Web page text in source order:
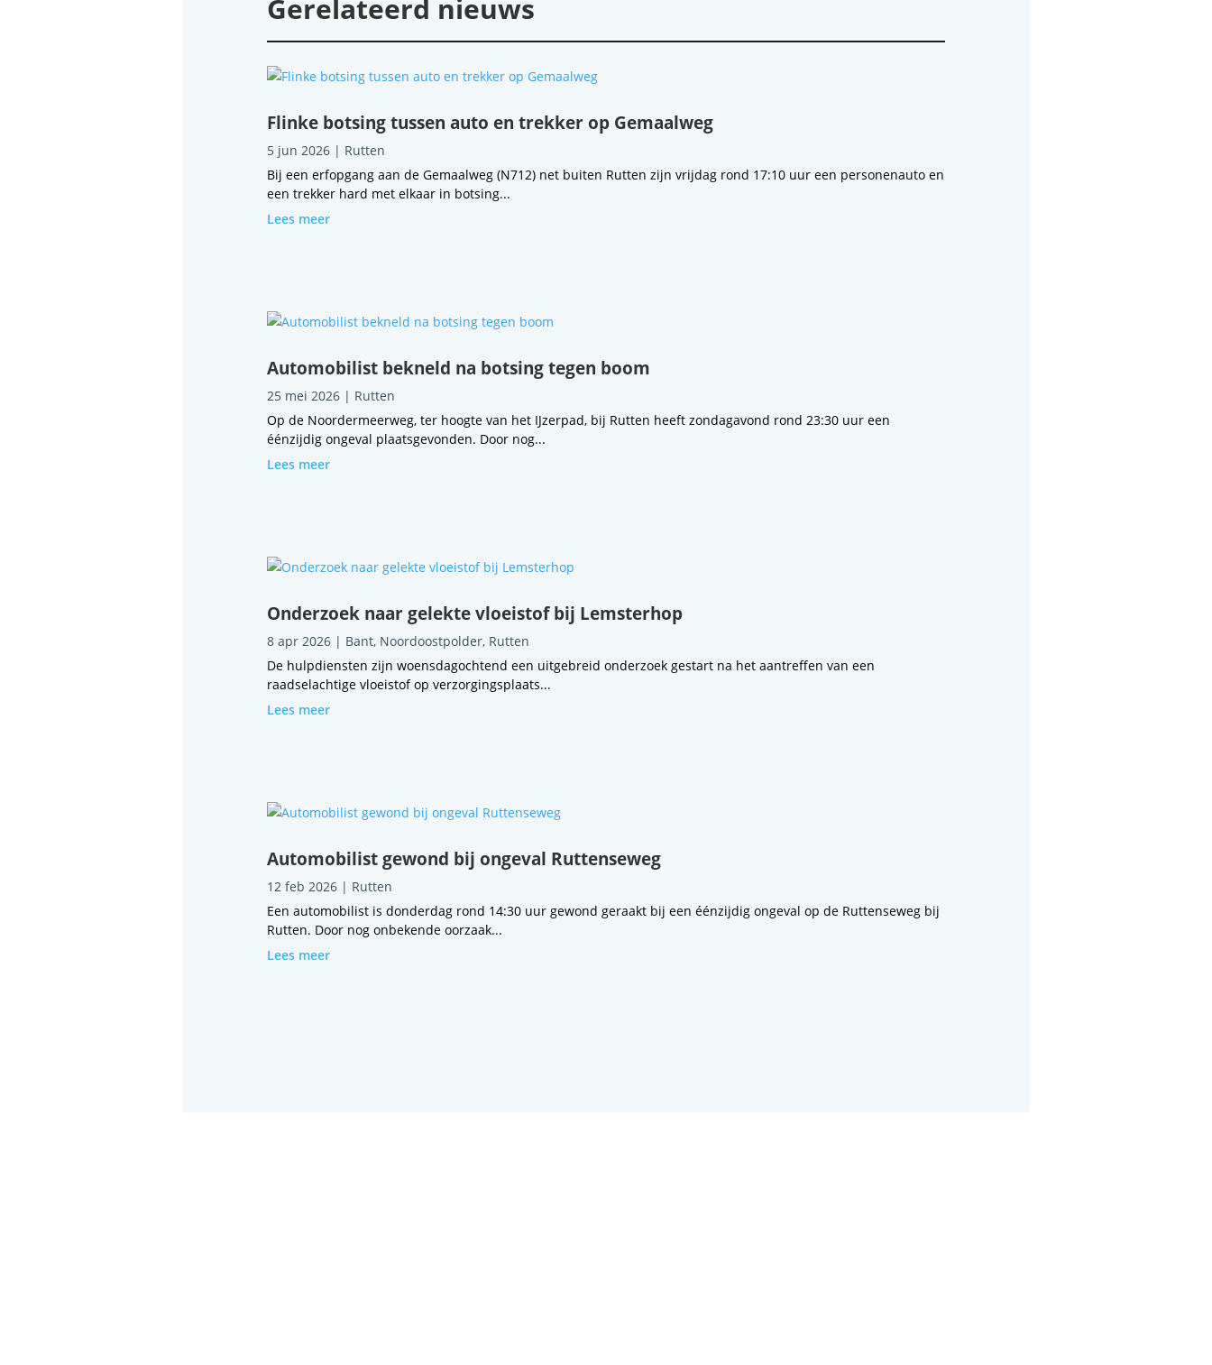
Gerelateerd nieuws
Flinke botsing tussen auto en trekker op Gemaalweg
5 jun 2026| Rutten
Bij een erfopgang aan de Gemaalweg (N712) net buiten Rutten zijn vrijdag rond 17:10 uur een personenauto en
een trekker hard met elkaar in botsing...
Lees meer
Automobilist bekneld na botsing tegen boom
25 mei 2026| Rutten
Op de Noordermeerweg, ter hoogte van het IJzerpad, bij Rutten heeft zondagavond rond 23:30 uur een
éénzijdig ongeval plaatsgevonden. Door nog...
Lees meer
Onderzoek naar gelekte vloeistof bij Lemsterhop
8 apr 2026| Bant, Noordoostpolder, Rutten
De hulpdiensten zijn woensdagochtend een uitgebreid onderzoek gestart na het aantreffen van een
raadselachtige vloeistof op verzorgingsplaats...
Lees meer
Automobilist gewond bij ongeval Ruttenseweg
12 feb 2026| Rutten
Een automobilist is donderdag rond 14:30 uur gewond geraakt bij een éénzijdig ongeval op de Ruttenseweg bij
Rutten. Door nog onbekende oorzaak...
Lees meer